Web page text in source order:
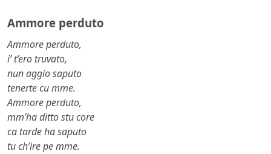
Ammore perduto
Ammore perduto,
i’ t’ero truvato,
nun aggio saputo
tenerte cu mme.
Ammore perduto,
mm’ha ditto stu core
ca tarde ha saputo
tu ch’ire pe mme.